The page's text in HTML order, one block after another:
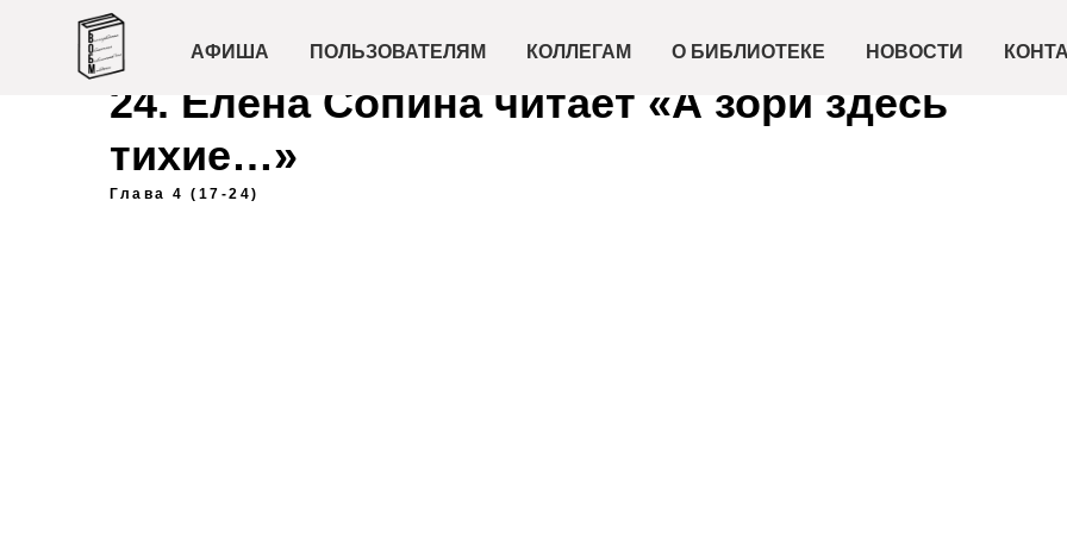
АФИША ПОЛЬЗОВАТЕЛЯМ КОЛЛЕГАМ О БИБЛИОТЕКЕ НОВОСТИ
24. Елена Сопина читает «А зори здесь
тихие…»
Глава 4 (17-24)